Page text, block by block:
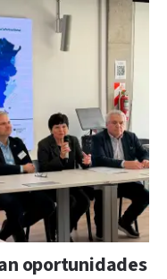
oportunidades